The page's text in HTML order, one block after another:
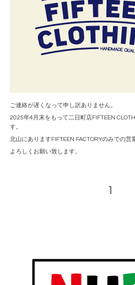
ご連絡が遅くなって申し訳ありません。
2025年4月末をもって二日町店FIFTEEN
す。
北山にありますFIFTEEN FACTORYのみでの営
よろしくお願い致します。
1